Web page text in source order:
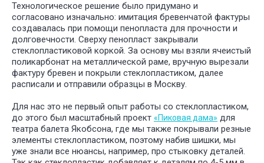
ДЛЯ
И
Технологическое решение было придумано и
согласовано изначально: имитация бревенчатой фактуры
создавалась при помощи пенопласта для прочности и
долговечности. Сверху пенопласт закрывали
стеклопластиковой коркой. За основу мы взяли ячеистый
поликарбонат на металлической раме, вручную вырезали
фактуру бревен и покрыли стеклопластиком, далее
расписали и отправили образцы в Москву.
Для нас это не первый опыт работы со стеклопластиком,
до этого был масштабный проект «Пиковая дама» для
театра балета Якобсона, где мы также покрывали резные
элементы стеклопластиком, поэтому набив шишки, мы
уже знали все нюансы, например, про стыковку деталей.